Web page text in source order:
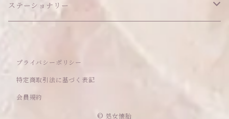
福音シリーズ
おもちゃ
セレクトアイテム
はるぽんの愛のつづき♡はるぽん生誕祭2026
ステーショナリー
プライバシーポリシー
特定商取引法に基づく表記
会員規約
© 処女懐胎